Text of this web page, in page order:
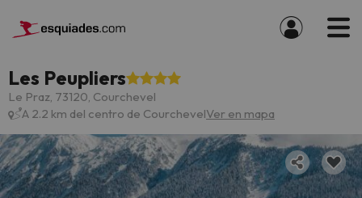
Les Peupliers
Le Praz, 73120, Courchevel
A 2.2 km del centro de CourchevelVer en mapa